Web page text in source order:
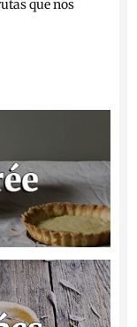
que nos